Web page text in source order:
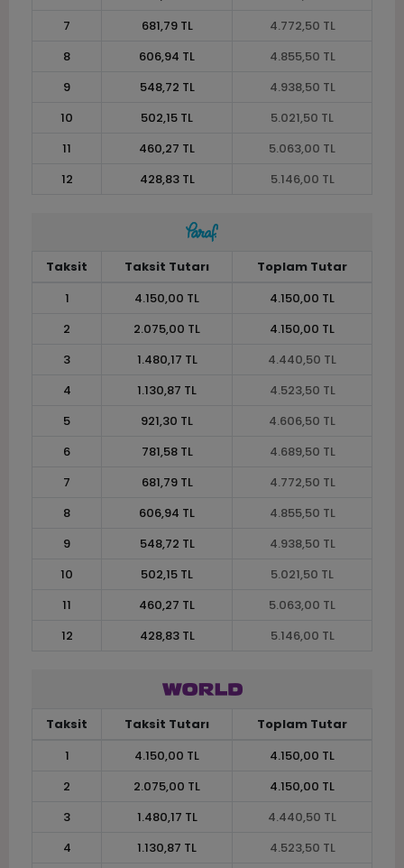
7
681,79 TL
4.772,50 TL
8
606,94 TL
4.855,50 TL
9
548,72 TL
4.938,50 TL
10
502,15 TL
5.021,50 TL
11
460,27 TL
5.063,00 TL
12
428,83 TL 5.146,00 TL
Taksit Taksit Tutarı
Toplam Tutar
1
4.150,00 TL
4.150,00 TL
2
2.075,00 TL
4.150,00 TL
3
1.480,17 TL
4.440,50 TL
4
1.130,87 TL
4.523,50 TL
5
921,30 TL
4.606,50 TL
6
781,58 TL
4.689,50 TL
7
681,79 TL
4.772,50 TL
8
606,94 TL
4.855,50 TL
9
548,72 TL
4.938,50 TL
10
502,15 TL
5.021,50 TL
11
460,27 TL
5.063,00 TL
12
428,83 TL 5.146,00 TL
Taksit Taksit Tutarı
Toplam Tutar
1
4.150,00 TL
4.150,00 TL
2
2.075,00 TL
4.150,00 TL
3
1.480,17 TL
4.440,50 TL
4
1.130,87 TL
4.523,50 TL